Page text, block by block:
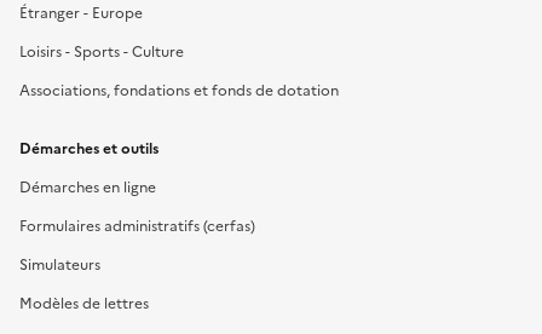
Étranger - Europe
Loisirs - Sports - Culture
Associations, fondations et fonds de dotation
Démarches et outils
Démarches en ligne
Formulaires administratifs (cerfas)
Simulateurs
Modèles de lettres